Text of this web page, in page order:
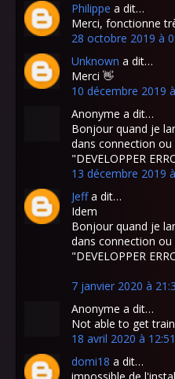
Philippe a dit…
Merci, fonctionne
28 octobre 2019 à
Unknown a dit…
Merci 👋
10 décembre 2019
Anonyme a dit…
Bonjour quand je
dans connection
"DEVELOPPER
13 décembre 2019
Jeffa dit…
Idem
Bonjour quand je
dans connection
"DEVELOPPER
7 janvier 2020 à
Anonyme a dit…
Not able to get
18 avril 2020 à 12:51
domi18 a dit…